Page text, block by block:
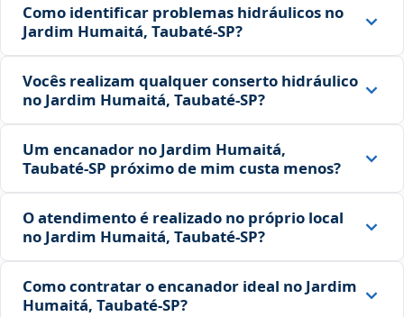
Como identificar problemas hidráulicos no
Jardim Humaitá, Taubaté‑SP?
Vocês realizam qualquer conserto hidráulico
no Jardim Humaitá, Taubaté‑SP?
Um encanador no Jardim Humaitá,
Taubaté‑SP próximo de mim custa menos?
O atendimento é realizado no próprio local
no Jardim Humaitá, Taubaté‑SP?
Como contratar o encanador ideal no Jardim
Humaitá, Taubaté‑SP?